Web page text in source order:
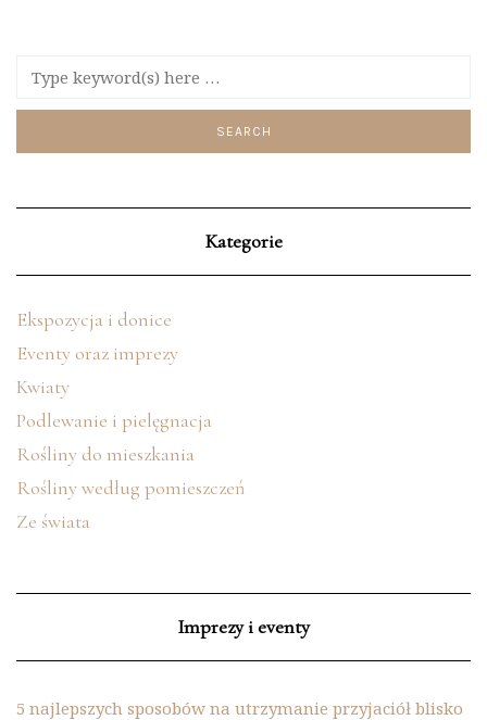
Kategorie
Ekspozycja i donice
Eventy oraz imprezy
Kwiaty
Podlewanie i pielęgnacja
Rośliny do mieszkania
Rośliny według pomieszczeń
Ze świata
Imprezy i eventy
5 najlepszych sposobów na utrzymanie przyjaciół blisko